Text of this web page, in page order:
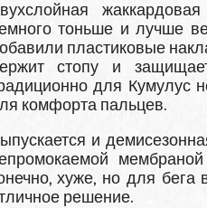
тоньше и лучше
пластиковые
стопу и
для Кумулус
комфорта пальцев.
и
мембраной
хуже, но для
решение.